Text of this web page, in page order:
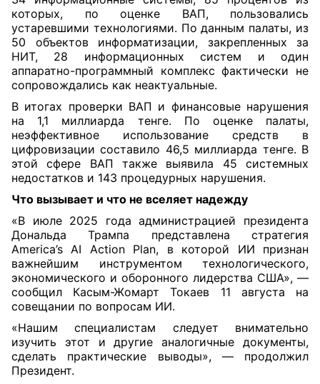
которых, по оценке ВАП, пользовались
устаревшими технологиями. По данным палаты, из
50 объектов информатизации, закрепленных за
НИТ, 28 информационных систем и один
аппаратно-программный комплекс фактически не
сопровождались как неактуальные.
В итогах проверки ВАП и финансовые нарушения
на 1,1 миллиарда тенге. По оценке палаты,
неэффективное использование средств в
цифровизации составило 46,5 миллиарда тенге. В
этой сфере ВАП также выявила 45 системных
недостатков и 143 процедурных нарушения.
Что вызывает и что не вселяет надежду
«В июле 2025 года администрацией президента
Дональда Трампа представлена стратегия
America’s AI Action Plan, в которой ИИ признан
важнейшим инструментом технологического,
экономического и оборонного лидерства США», —
сообщил Касым-Жомарт Токаев 11 августа на
совещании по вопросам ИИ.
«Нашим специалистам следует внимательно
изучить этот и другие аналогичные документы,
сделать практические выводы», — продолжил
Президент.